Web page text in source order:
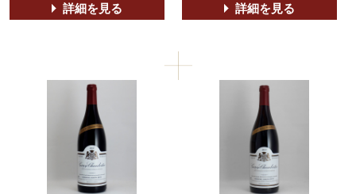
詳細を見る 詳細を見る